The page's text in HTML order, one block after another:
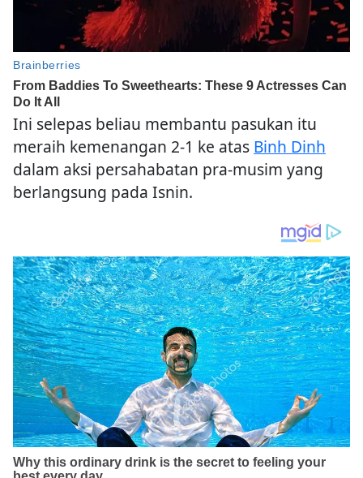
Ini selepas beliau membantu pasukan itu
meraih kemenangan 2-1 ke atas Binh Dinh
dalam aksi persahabatan pra-musim yang
berlangsung pada Isnin.